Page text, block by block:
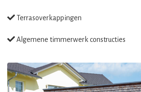
Terrasoverkappingen
Algemene timmerwerk constructies